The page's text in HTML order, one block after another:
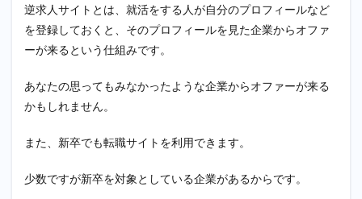
逆求人サイトとは、就活をする人が自分のプロフィールなど
を登録しておくと、そのプロフィールを見た企業からオファ
ーが来るという仕組みです。
あなたの思ってもみなかったような企業からオファーが来る
かもしれません。
また、新卒でも転職サイトを利用できます。
少数ですが新卒を対象としている企業があるからです。